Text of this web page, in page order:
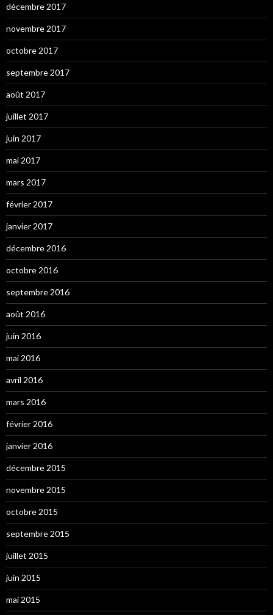
décembre 2017
novembre 2017
octobre 2017
septembre 2017
août 2017
juillet 2017
juin 2017
mai 2017
mars 2017
février 2017
janvier 2017
décembre 2016
octobre 2016
septembre 2016
août 2016
juin 2016
mai 2016
avril 2016
mars 2016
février 2016
janvier 2016
décembre 2015
novembre 2015
octobre 2015
septembre 2015
juillet 2015
juin 2015
mai 2015